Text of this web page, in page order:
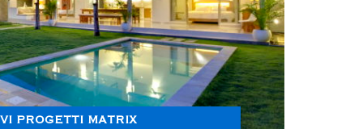
PROGETTI MATRIX